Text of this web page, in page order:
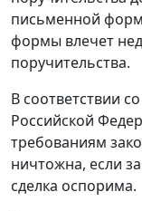
письменной
формы влечет
поручительства.
В соответствии со
Российской
требованиям
ничтожна, если
сделка оспорима.